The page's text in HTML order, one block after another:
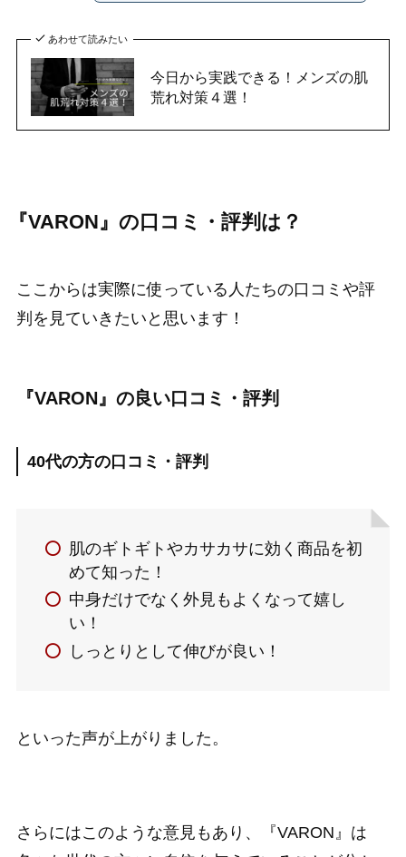
あわせて読みたい
今日から実践できる！メンズの肌
荒れ対策４選！
『VARON』の口コミ・評判は？
ここからは実際に使っている人たちの口コミや評
判を見ていきたいと思います！
『VARON』の良い口コミ・評判
40代の方の口コミ・評判
肌のギトギトやカサカサに効く商品を初
めて知った！
中身だけでなく外見もよくなって嬉し
い！
しっとりとして伸びが良い！
といった声が上がりました。
さらにはこのような意見もあり、『VARON』は